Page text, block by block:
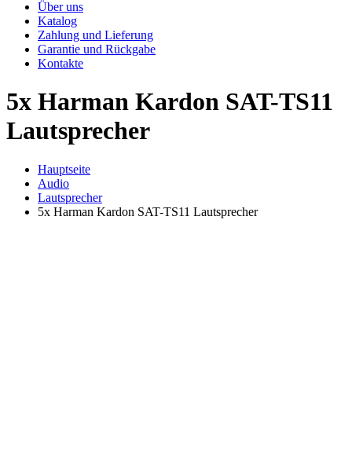
Über uns
Katalog
Zahlung und Lieferung
Garantie und Rückgabe
Kontakte
5x Harman Kardon SAT-TS11
Lautsprecher
Hauptseite
Audio
Lautsprecher
5x Harman Kardon SAT-TS11 Lautsprecher